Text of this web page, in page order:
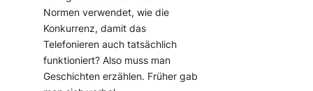
Normen verwendet, wie die
Konkurrenz, damit das
Telefonieren auch tatsächlich
funktioniert? Also muss man
Geschichten erzählen. Früher gab